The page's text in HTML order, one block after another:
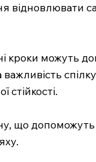
відновлювати
кроки можуть
що